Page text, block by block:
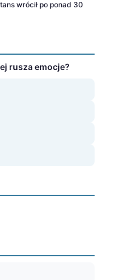
wrócił po ponad 30
rusza emocje?